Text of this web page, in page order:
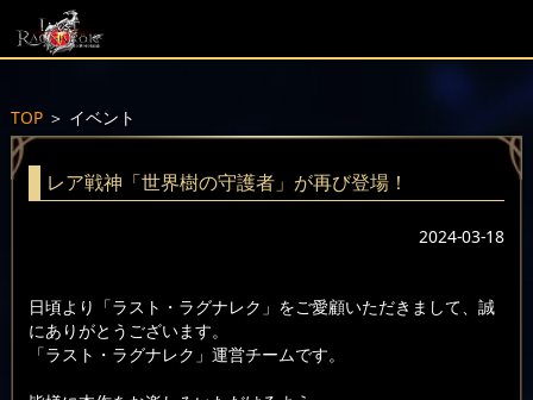
TOP＞ イベント
レア戦神「世界樹の守護者」が再び登場！
2024-03-18
日頃より「ラスト・ラグナレク」をご愛顧いただきまして、誠
にありがとうございます。
「ラスト・ラグナレク」運営チームです。